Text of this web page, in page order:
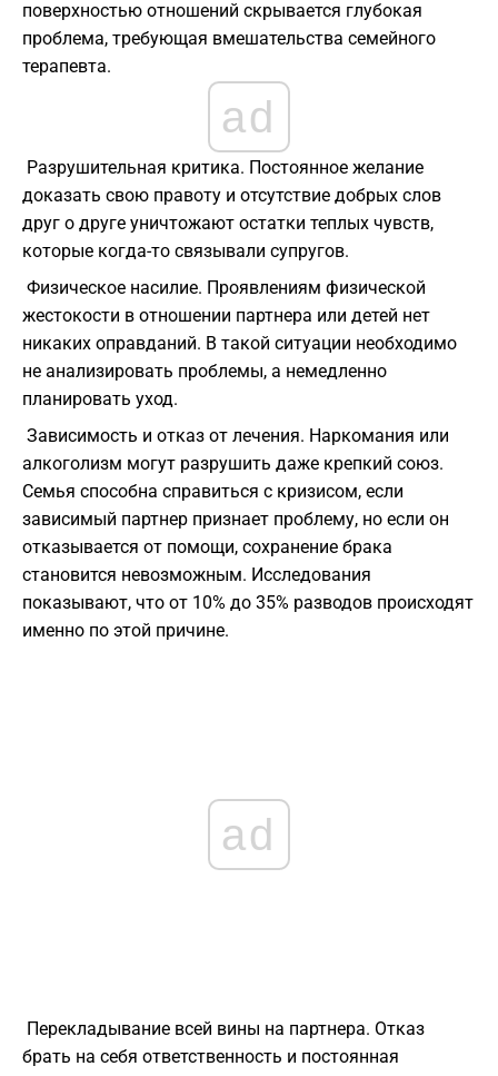
поверхностью отношений скрывается глубокая
проблема, требующая вмешательства семейного
терапевта.
ad
Разрушительная критика. Постоянное желание
доказать свою правоту и отсутствие добрых слов
друг о друге уничтожают остатки теплых чувств,
которые когда-то связывали супругов.
Физическое насилие. Проявлениям физической
жестокости в отношении партнера или детей нет
никаких оправданий. В такой ситуации необходимо
не анализировать проблемы, а немедленно
планировать уход.
Зависимость и отказ от лечения. Наркомания или
алкоголизм могут разрушить даже крепкий союз.
Семья способна справиться с кризисом, если
зависимый партнер признает проблему, но если он
отказывается от помощи, сохранение брака
становится невозможным. Исследования
показывают, что от 10% до 35% разводов происходят
именно по этой причине.
ad
Перекладывание всей вины на партнера. Отказ
брать на себя ответственность и постоянная